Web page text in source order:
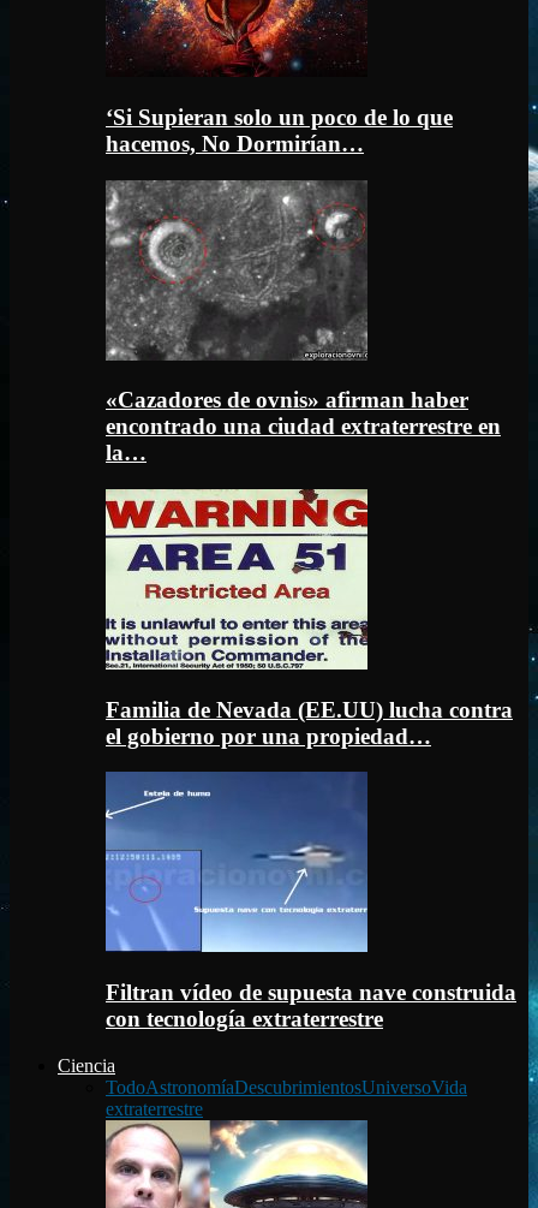
‘Si Supieran solo un poco de lo que
hacemos, No Dormirían…
«Cazadores de ovnis» afirman haber
encontrado una ciudad extraterrestre en
la…
Familia de Nevada (EE.UU) lucha contra
el gobierno por una propiedad…
Filtran vídeo de supuesta nave construida
con tecnología extraterrestre
Ciencia
TodoAstronomíaDescubrimientosUniversoVida
extraterrestre